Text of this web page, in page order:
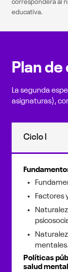
corresponderá al
educativa.
Plan
La segunda
asignaturas),
Ciclo I
Factores
mentales.
Políticas
salud